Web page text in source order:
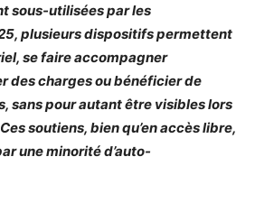
sous-utilisées par les
plusieurs dispositifs permettent
se faire accompagner
des charges ou bénéficier de
sans pour autant être visibles lors
soutiens, bien qu’en accès libre,
une minorité d’auto-